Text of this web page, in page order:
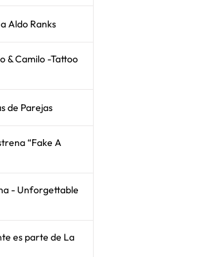
Aldo Ranks
& Camilo -Tattoo
de Parejas
“Fake A
- Unforgettable
es parte de La